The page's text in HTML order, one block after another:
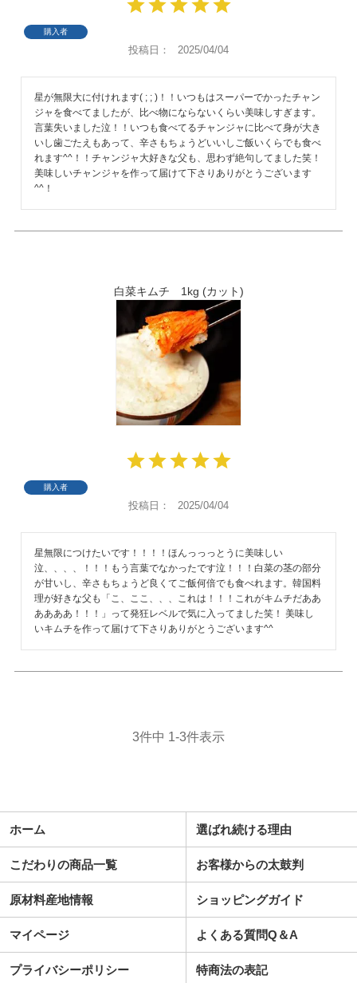
購入者
投稿日 2025/04/04
星が無限大に付けれます( ; ; )！！いつもはスーパーでかったチャン
ジャを食べてましたが、比べ物にならないくらい美味しすぎます。
言葉失いました泣！！いつも食べてるチャンジャに比べて身が大き
いし歯ごたえもあって、辛さもちょうどいいしご飯いくらでも食べ
れます^^！！チャンジャ大好きな父も、思わず絶句してました笑！
美味しいチャンジャを作って届けて下さりありがとうございます
^^！
白菜キムチ 1kg (カット)
購入者
投稿日 2025/04/04
星無限につけたいです！！！！ほんっっっとうに美味しい
泣、、、、！！！もう言葉でなかったです泣！！！白菜の茎の部分
が甘いし、辛さもちょうど良くてご飯何倍でも食べれます。韓国料
理が好きな父も「こ、ここ、、、これは！！！これがキムチだああ
ああああ！！！」って発狂レベルで気に入ってました笑！ 美味し
いキムチを作って届けて下さりありがとうございます^^
3件中 1-3件表示
ホーム 選ばれ続ける理由
こだわりの商品一覧 お客様からの太鼓判
原材料産地情報 ショッピングガイド
マイページ よくある質問Q＆A
プライバシーポリシー 特商法の表記